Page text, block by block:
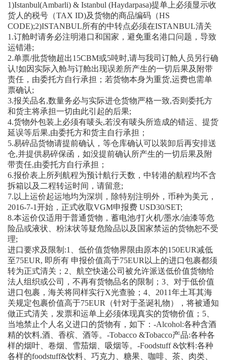
1)Istanbul(Ambarli) & Istanbul (Haydarpasa)提单上必须显示收
货人的税号（TAX ID)及货物的商品编码（HS
CODE);2)ISTANBUL所有的中转点必须在ISTANBUL清关
1.订舱时请务必注明港口和国家，避免重名港口问题，导致
运错港;
2.单票/批货物超出15CBM或5吨时,请与我司订舱人员另行确
认!如因实际入舱与订舱出现误差所产生的一切后果及附带
责任，由委托方自行承担；若货物本身为重货,运费也需单
票确认;
3.报关品名,数量务必与实际进仓货物严格一致,否则委托方
和货主将承担一切由此引起的后果;
4.货物外包装上必须有唛头,若没有唛头所造成的错运、提货
延误等后果,由委托方和货主自行承担；
5.易碎品货物请提前确认，等仓库确认可以装卸后再安排送
仓,并提供易碎保函，如没提前确认所产生的一切后果及附
带责任,由委托方自行承担；
6.报价表上所列航程为预计航行天数，中转港的航程均不含
拆箱以及二程转运时间，请留意;
7.以上运价起运地均为深圳，除特别注明外，币种为美元，
2016-7-1开始，正式收取VGM申报费 USD30/SET;
8.本运价仅适用于普通货物，蓄电池/打火机/墨水/油漆等危
险品或液状、粉沫状等疑危险品以及国家禁运的货物恕不受
理;
进口要求及限制:1、低价值货物界限由原本的150EUR减低
至75EUR, 即所有 申报价值高于75EUR以上的进口包裹都须
转为正式清关；2、航空快递公司被允许派送低价值货物给
法人组织或公司，不再有货物品名的限制；3、对于低价值
进口包裹，海关将同样实行X光查验；4、2011年土耳其海
关规定包裹价值高于75EUR（针对于圣诞礼物），将被通知
做正式清关，发票和运单上必须体现真实的货物价值；5、
当地禁止个人名义进口的货物有，如下：-Alcohol:各种含酒
精的饮料,酒、香槟、酒等。-Tobacco &Tobacco产品:各种各
样的烟叶、卷烟、雪茄烟、吸烟等。-Foodstuff &饮料:各种
各样的foodstuff&饮料、巧克力、糖果、咖啡、茶、肉类、